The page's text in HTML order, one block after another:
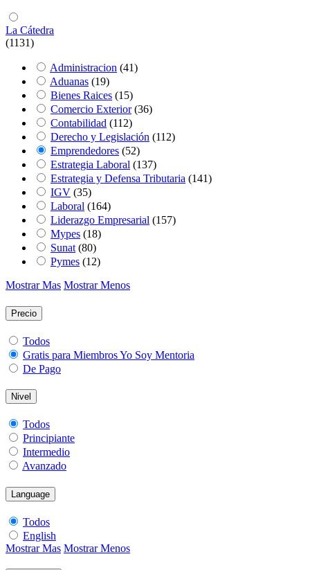
La Cátedra
(1131)
Administracion (41)
Aduanas (19)
Bienes Raices (15)
Comercio Exterior (36)
Contabilidad (112)
Derecho y Legislación (112)
Emprendedores (52)
Estrategia Laboral (137)
Estrategia y Defensa Tributaria (141)
IGV (35)
Laboral (164)
Liderazgo Empresarial (157)
Mypes (18)
Sunat (80)
Pymes (12)
Mostrar Mas Mostrar Menos
Precio
Todos
Gratis para Miembros Yo Soy Mentoria
De Pago
Nivel
Todos
Principiante
Intermedio
Avanzado
Language
Todos
English
Mostrar Mas Mostrar Menos